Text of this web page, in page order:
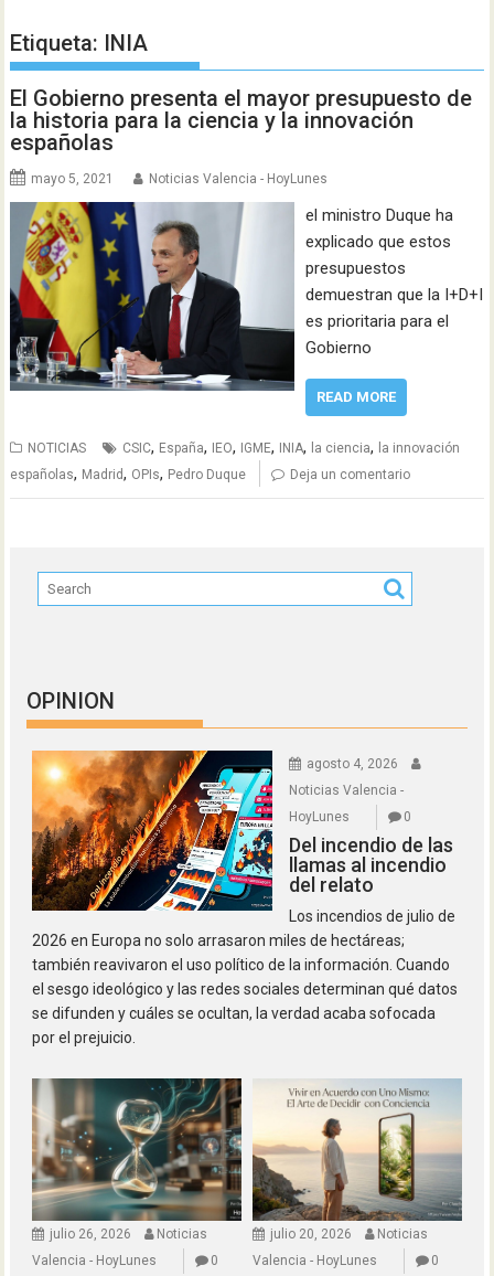
Etiqueta: INIA
El Gobierno presenta el mayor presupuesto de
la historia para la ciencia y la innovación
españolas
mayo 5, 2021 Noticias Valencia - HoyLunes
el ministro Duque ha
explicado que estos
presupuestos
demuestran que la I+D+I
es prioritaria para el
Gobierno
READ MORE
NOTICIAS CSIC, España, IEO, IGME, INIA, la ciencia,
la innovación
españolas, Madrid, OPIs, Pedro Duque Deja un comentario
OPINION
agosto 4, 2026
Noticias Valencia -
HoyLunes
0
Del incendio de las
llamas al incendio
del relato
Los incendios de julio de
2026 en Europa no solo arrasaron miles de hectáreas;
también reavivaron el uso político de la información. Cuando
el sesgo ideológico y las redes sociales determinan qué datos
se difunden y cuáles se ocultan, la verdad acaba sofocada
por el prejuicio.
julio 26, 2026
Noticias
Valencia - HoyLunes
0
julio 20, 2026
Noticias
Valencia - HoyLunes
0